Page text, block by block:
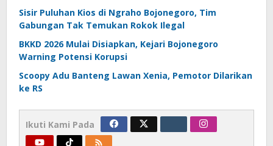
Sisir Puluhan Kios di Ngraho Bojonegoro, Tim
Gabungan Tak Temukan Rokok Ilegal
BKKD 2026 Mulai Disiapkan, Kejari Bojonegoro
Warning Potensi Korupsi
Scoopy Adu Banteng Lawan Xenia, Pemotor Dilarikan
ke RS
Ikuti Kami Pada